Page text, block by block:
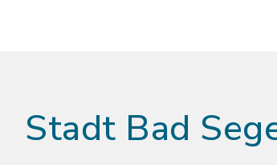
Stadt Bad